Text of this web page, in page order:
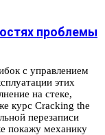
проблемы
с управлением
этих
на стеке,
курс Cracking the
перезаписи
покажу механику